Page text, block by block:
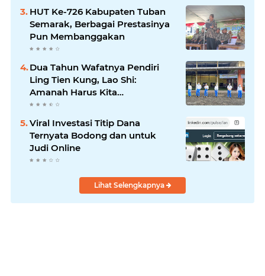
HUT Ke-726 Kabupaten Tuban
Semarak, Berbagai Prestasinya
Pun Membanggakan
Dua Tahun Wafatnya Pendiri
Ling Tien Kung, Lao Shi:
Amanah Harus Kita
Laksanakan!
Viral Investasi Titip Dana
Ternyata Bodong dan untuk
Judi Online
Lihat Selengkapnya